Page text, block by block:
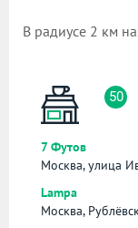
В радиусе 2 км
50
7 Футов
Москва, улица
Lampa
Москва,